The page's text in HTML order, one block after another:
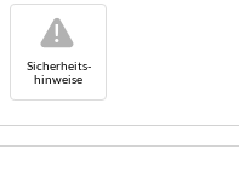
Sicherheits-
hinweise
!